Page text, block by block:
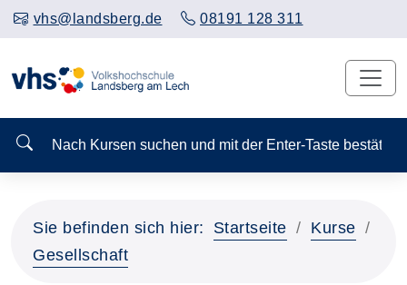
vhs@landsberg.de 08191 128 311
Nach Kursen suchen und mit der Enter-Taste
Sie befinden sich hier: Startseite
Kurse
Gesellschaft